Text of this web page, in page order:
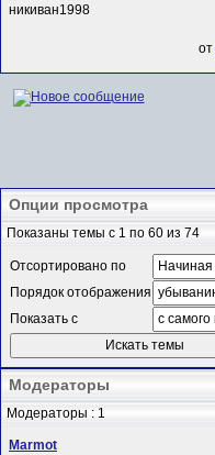
никиван1998
от
Опции просмотра
Показаны темы с 1 по 60 из 74
Отсортировано по
Порядок отображения
Показать с
Модераторы
Модераторы : 1
Marmot